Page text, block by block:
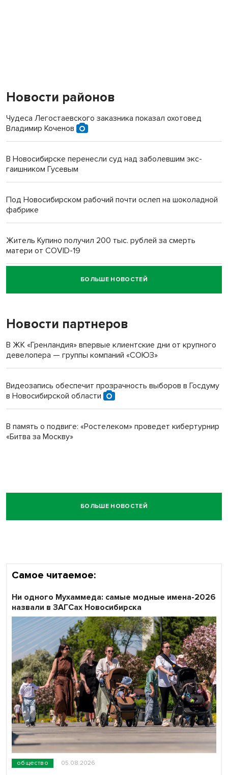
Новости районов
Чудеса Легостаевского заказника показал охотовед
Владимир Коченов
В Новосибирске перенесли суд над заболевшим экс-
гаишником Гусевым
Под Новосибирском рабочий почти ослеп на шоколадной
фабрике
Житель Купино получил 200 тыс. рублей за смерть
матери от COVID-19
Новосибирский суд наказал водителя за смерть
пенсионерки на вокзале
БОЛЬШЕ НОВОСТЕЙ
Новости партнеров
В ЖК «Гренландия» впервые клиентские дни от крупного
девелопера — группы компаний «СОЮЗ»
Видеозапись обеспечит прозрачность выборов в Госдуму
в Новосибирской области
В память о подвиге: «Ростелеком» проведет кибертурнир
«Битва за Москву»
БОЛЬШЕ НОВОСТЕЙ
Самое читаемое:
общество 05.08.2026
Ни одного Мухаммеда: самые модные имена-2026
назвали в ЗАГСах Новосибирска